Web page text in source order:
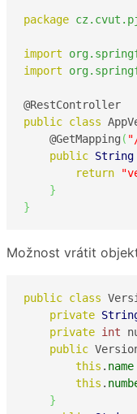
package
import
import
public class
    @GetMapping
(
public String
return
}
}
Možnost vrátit
public class
private
private int
public
this . name
this .
}